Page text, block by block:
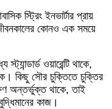
স্ট্রিং ইনভার্টার প্রায়
কোনও এক সময়ে
ওয়ারেন্টি থাকে,
কিছু সৌর চুক্তিতে চুক্তির
অন্তর্ভুক্ত থাকে, তাই
কাজ।